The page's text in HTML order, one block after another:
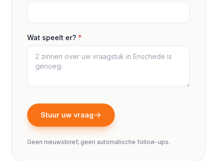
Wat speelt er? *
Stuur uw vraag
Geen nieuwsbrief, geen automatische follow-ups.